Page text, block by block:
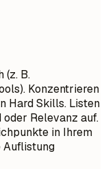
(z. B.
Konzentrieren
Hard Skills. Listen
oder Relevanz auf.
in Ihrem
Auflistung